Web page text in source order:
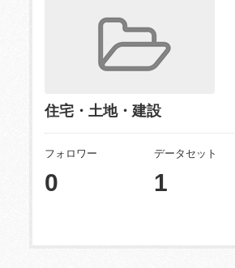
住宅・土地・建設
フォロワー
0
データセット
1